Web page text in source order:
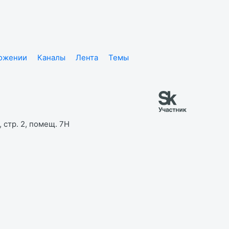
Каналы Лента
Темы
стр. 2, помещ. 7Н